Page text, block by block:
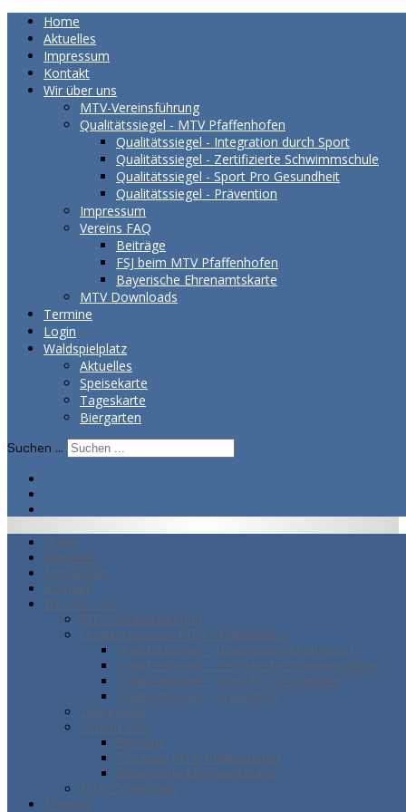
Home
Aktuelles
Impressum
Kontakt
Wir über uns
MTV-Vereinsführung
Qualitätssiegel - MTV Pfaffenhofen
Qualitätssiegel - Integration durch Sport
Qualitätssiegel - Zertifizierte Schwimmschule
Qualitätssiegel - Sport Pro Gesundheit
Qualitätssiegel - Prävention
Impressum
Vereins FAQ
Beiträge
FSJ beim MTV Pfaffenhofen
Bayerische Ehrenamtskarte
MTV Downloads
Termine
Login
Waldspielplatz
Aktuelles
Speisekarte
Tageskarte
Biergarten
Suchen ...
Home
Aktuelles
Impressum
Kontakt
Wir über uns
MTV-Vereinsführung
Qualitätssiegel - MTV Pfaffenhofen
Qualitätssiegel - Integration durch Sport
Qualitätssiegel - Zertifizierte Schwimmschule
Qualitätssiegel - Sport Pro Gesundheit
Qualitätssiegel - Prävention
Impressum
Vereins FAQ
Beiträge
FSJ beim MTV Pfaffenhofen
Bayerische Ehrenamtskarte
MTV Downloads
Termine